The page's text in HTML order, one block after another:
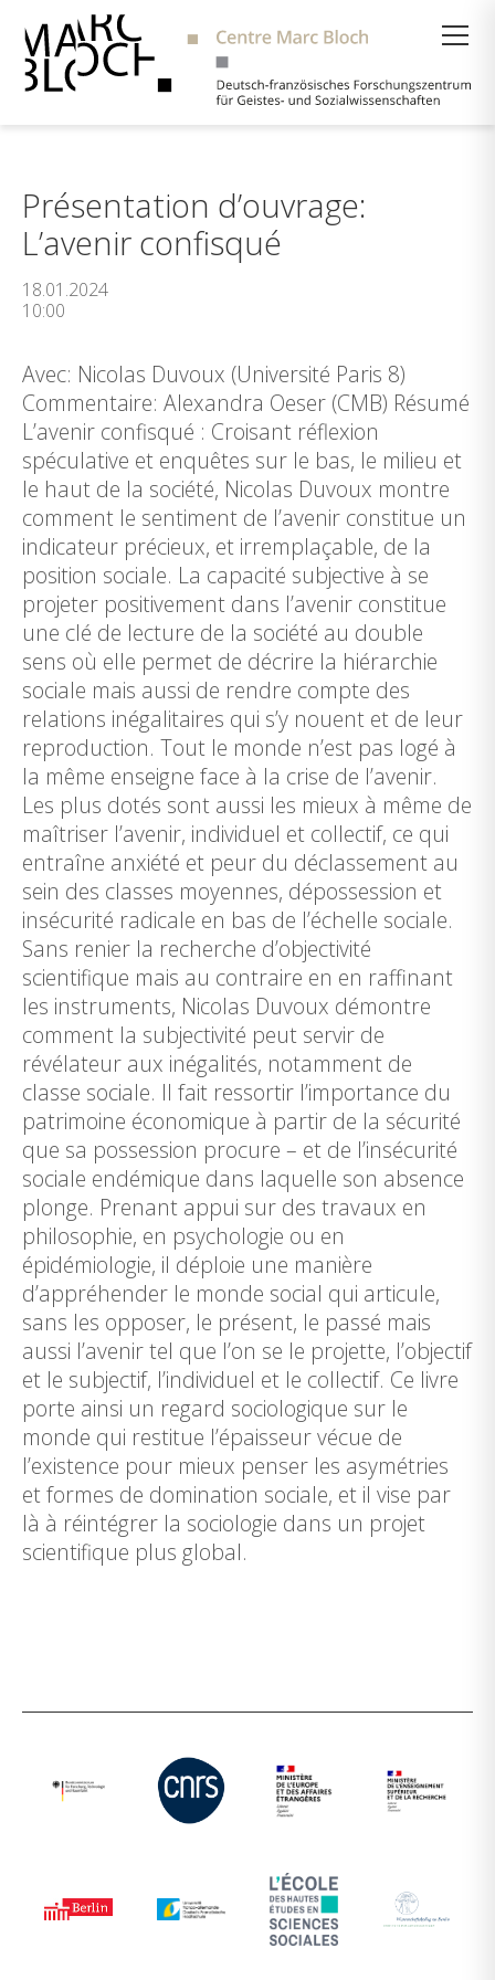
Présentation d’ouvrage:
L’avenir confisqué
18.01.2024
10:00
Avec: Nicolas Duvoux (Université Paris 8)
Commentaire: Alexandra Oeser (CMB) Résumé
L’avenir confisqué : Croisant réflexion
spéculative et enquêtes sur le bas, le milieu et
le haut de la société, Nicolas Duvoux montre
comment le sentiment de l’avenir constitue un
indicateur précieux, et irremplaçable, de la
position sociale. La capacité subjective à se
projeter positivement dans l’avenir constitue
une clé de lecture de la société au double
sens où elle permet de décrire la hiérarchie
sociale mais aussi de rendre compte des
relations inégalitaires qui s’y nouent et de leur
reproduction. Tout le monde n’est pas logé à
la même enseigne face à la crise de l’avenir.
Les plus dotés sont aussi les mieux à même de
maîtriser l’avenir, individuel et collectif, ce qui
entraîne anxiété et peur du déclassement au
sein des classes moyennes, dépossession et
insécurité radicale en bas de l’échelle sociale.
Sans renier la recherche d’objectivité
scientifique mais au contraire en en raffinant
les instruments, Nicolas Duvoux démontre
comment la subjectivité peut servir de
révélateur aux inégalités, notamment de
classe sociale. Il fait ressortir l’importance du
patrimoine économique à partir de la sécurité
que sa possession procure – et de l’insécurité
sociale endémique dans laquelle son absence
plonge. Prenant appui sur des travaux en
philosophie, en psychologie ou en
épidémiologie, il déploie une manière
d’appréhender le monde social qui articule,
sans les opposer, le présent, le passé mais
aussi l’avenir tel que l’on se le projette, l’objectif
et le subjectif, l’individuel et le collectif. Ce livre
porte ainsi un regard sociologique sur le
monde qui restitue l’épaisseur vécue de
l’existence pour mieux penser les asymétries
et formes de domination sociale, et il vise par
là à réintégrer la sociologie dans un projet
scientifique plus global.